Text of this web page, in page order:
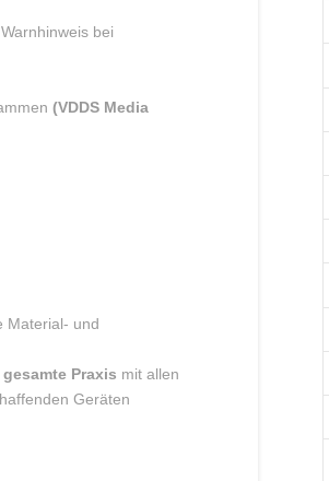
bei
(VDDS Media
Material- und
Praxis mit allen
Geräten